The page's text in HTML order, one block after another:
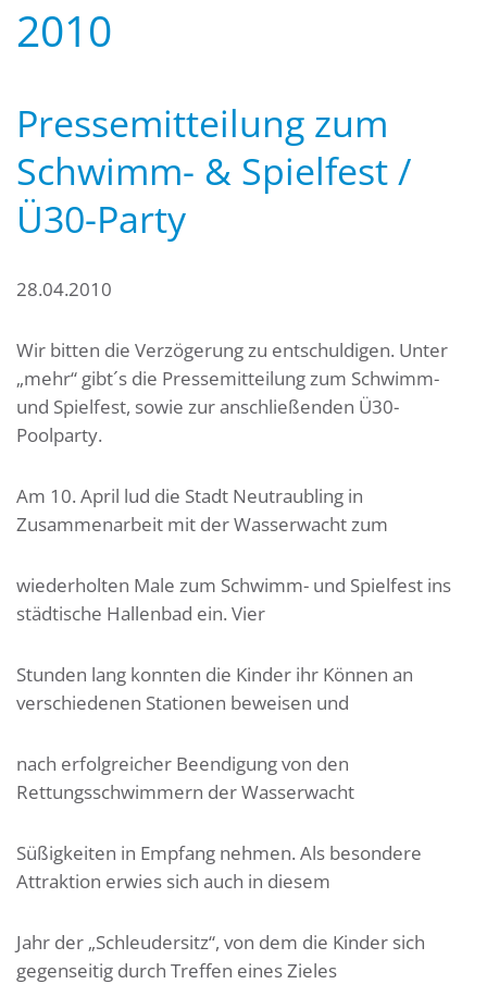
2010
Pressemitteilung zum
Schwimm- & Spielfest /
Ü30-Party
28.04.2010
Wir bitten die Verzögerung zu entschuldigen. Unter
„mehr“ gibt´s die Pressemitteilung zum Schwimm-
und Spielfest, sowie zur anschließenden Ü30-
Poolparty.
Am 10. April lud die Stadt Neutraubling in
Zusammenarbeit mit der Wasserwacht zum
wiederholten Male zum Schwimm- und Spielfest ins
städtische Hallenbad ein. Vier
Stunden lang konnten die Kinder ihr Können an
verschiedenen Stationen beweisen und
nach erfolgreicher Beendigung von den
Rettungsschwimmern der Wasserwacht
Süßigkeiten in Empfang nehmen. Als besondere
Attraktion erwies sich auch in diesem
Jahr der „Schleudersitz“, von dem die Kinder sich
gegenseitig durch Treffen eines Zieles